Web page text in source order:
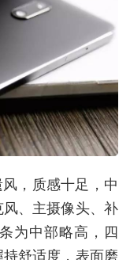
，质感十足，中
、主摄像头、补
为中部略高，四
舒适度，表面磨